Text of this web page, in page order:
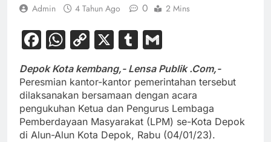
Admin 4 Tahun Ago 0 2 Mins
Facebook
WhatsApp
Copy
Link
X Tumblr
Depok Kota kembang,- Lensa Publik .Com,-
Peresmian kantor-kantor pemerintahan tersebut
dilaksanakan bersamaan dengan acara
pengukuhan Ketua dan Pengurus Lembaga
Pemberdayaan Masyarakat (LPM) se-Kota Depok
di Alun-Alun Kota Depok, Rabu (04/01/23).